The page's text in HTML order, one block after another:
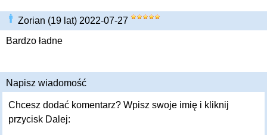
Zorian (19 lat) 2022-07-27
Bardzo ładne
Napisz wiadomość
Chcesz dodać komentarz? Wpisz swoje imię i kliknij
przycisk Dalej: